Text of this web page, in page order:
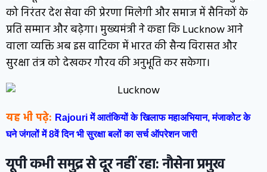
को निरंतर देश सेवा की प्रेरणा मिलेगी और समाज में सैनिकों के
प्रति सम्मान और बढ़ेगा। मुख्यमंत्री ने कहा कि Lucknow आने
वाला व्यक्ति अब इस वाटिका में भारत की सैन्य विरासत और
सुरक्षा तंत्र को देखकर गौरव की अनुभूति कर सकेगा।
यह भी पढ़े: Rajouri में आतंकियों के खिलाफ महाअभियान, मंजाकोट के
घने जंगलों में 8वें दिन भी सुरक्षा बलों का सर्च ऑपरेशन जारी
यूपी कभी समुद्र से दूर नहीं रहा: नौसेना प्रमुख